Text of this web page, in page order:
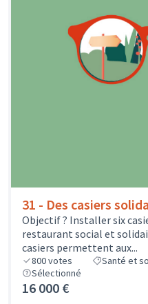
31 - Des casiers
Objectif ? Installer six
restaurant social et
casiers permettent aux...
800votes Santé et
Sélectionné
16 000 €